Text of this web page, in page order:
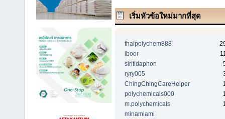
เริ่มหัวข้อใหม่มากที่สุด
thaipolychem888
iboor
siritidaphon
ryry005
ChingChingCareHelper
polychemicals000
m.polychemicals
minamiami